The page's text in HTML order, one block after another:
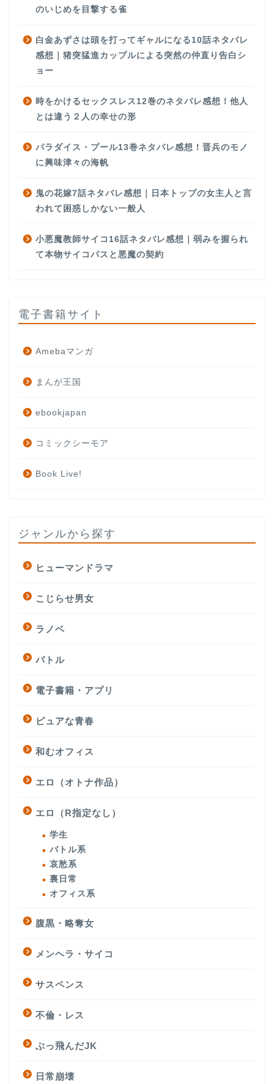
のいじめを目撃する雀
白金あずさは頭を打ってギャルになる10話ネタバレ
感想｜猪突猛進カップルによる突然の仲直り告白シ
ョー
時をかけるセックスレス12巻のネタバレ感想！他人
とは違う２人の幸せの形
パラダイス・プール13巻ネタバレ感想！晋兵のモノ
に興味津々の海帆
鬼の花嫁7話ネタバレ感想｜日本トップの女主人と言
われて困惑しかない一般人
小悪魔教師サイコ16話ネタバレ感想｜弱みを握られ
て本物サイコパスと悪魔の契約
電子書籍サイト
Amebaマンガ
まんが王国
ebookjapan
コミックシーモア
Book Live!
ジャンルから探す
ヒューマンドラマ
こじらせ男女
ラノベ
バトル
電子書籍・アプリ
ピュアな青春
和むオフィス
エロ（オトナ作品）
エロ（R指定なし）
学生
バトル系
哀愁系
裏日常
オフィス系
腹黒・略奪女
メンヘラ・サイコ
サスペンス
不倫・レス
ぶっ飛んだJK
日常崩壊